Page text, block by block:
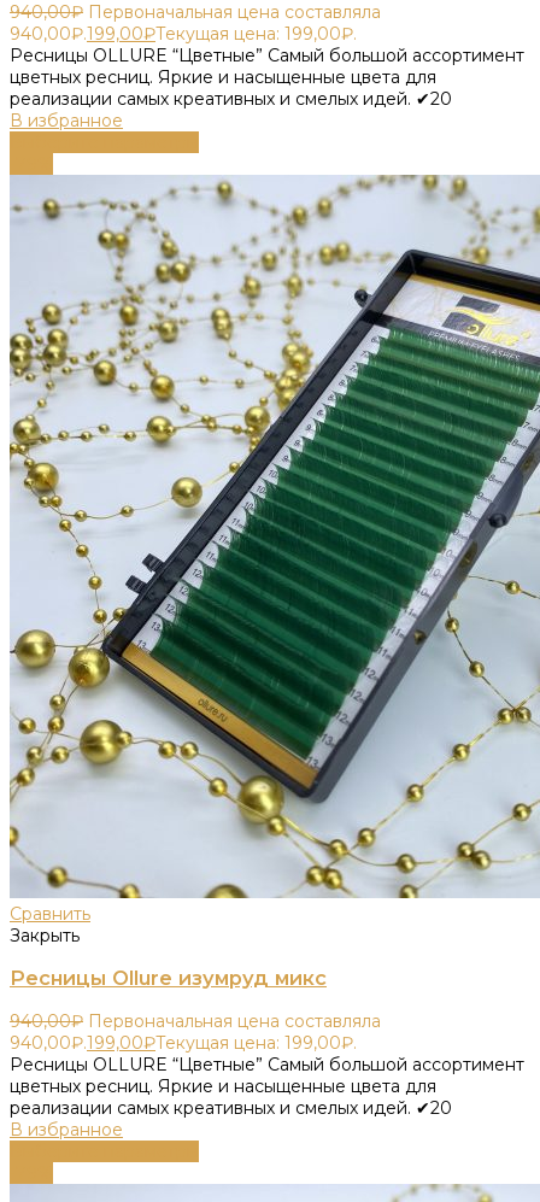
940,00₽ Первоначальная цена составляла
940,00₽.199,00₽Текущая цена: 199,00₽.
Ресницы OLLURE “Цветные” Самый большой ассортимент
цветных ресниц. Яркие и насыщенные цвета для
реализации самых креативных и смелых идей. ✔20
В избранное
Сравнить
Закрыть
Ресницы Ollure изумруд микс
940,00₽ Первоначальная цена составляла
940,00₽.199,00₽Текущая цена: 199,00₽.
Ресницы OLLURE “Цветные” Самый большой ассортимент
цветных ресниц. Яркие и насыщенные цвета для
реализации самых креативных и смелых идей. ✔20
В избранное